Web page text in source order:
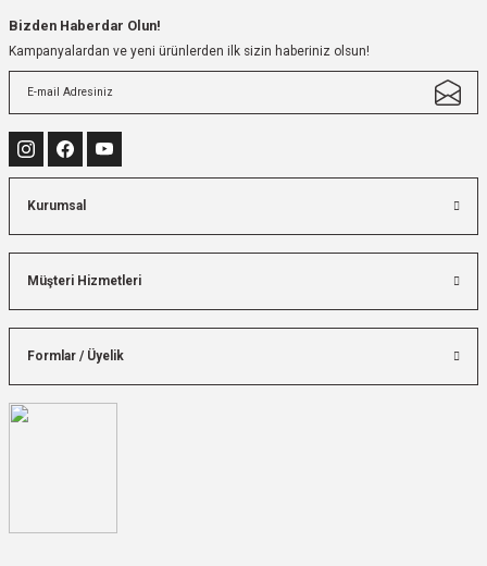
Bizden Haberdar Olun!
Kampanyalardan ve yeni ürünlerden ilk sizin haberiniz olsun!
Kurumsal
Müşteri Hizmetleri
Formlar / Üyelik